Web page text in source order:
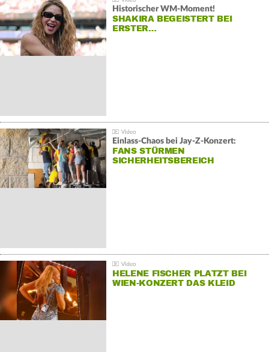
Historischer WM-Moment!
SHAKIRA BEGEISTERT BEI
ERSTER…
Einlass-Chaos bei Jay-Z-Konzert:
FANS STÜRMEN
SICHERHEITSBEREICH
HELENE FISCHER PLATZT BEI
WIEN-KONZERT DAS KLEID